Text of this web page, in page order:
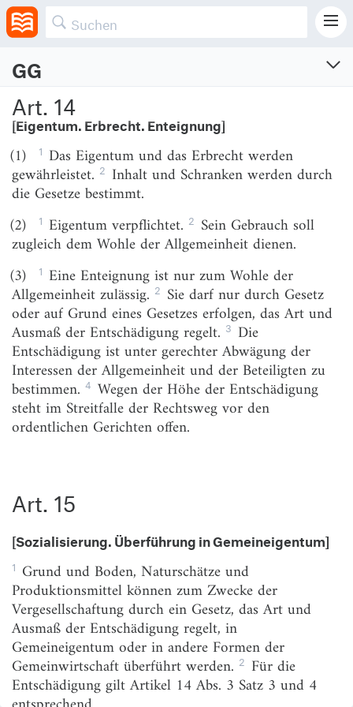
GG
Vom 23.5.1949 (BGBl. S. 1)
Zuletzt geändert am 22.3.2025 (BGBl. I S. Nr. 94)
Präambel
Die Grundrechte
Art. 1
[Menschenwürde. Menschenrechte.
Grundrechtsbindung]
Art. 2
[Freie Entfaltung der Persönlichkeit. Recht auf
körperliche Unversehrtheit. Freiheit der Person]
Art. 3
[Gleichheit vor dem Gesetz]
Art. 4
[Glaubens-, Gewissens- und Bekenntnisfreiheit]
Art. 5
[Meinungs-, Kunst- und Wissenschaftsfreiheit]
Art. 6
[Ehe. Familie. Kinder]
Art. 9
[Vereinigungsfreiheit]
Art. 10 [Brief-, Post- und Fernmeldegeheimnis]
Art. 11
[Freizügigkeit]
Art. 12 [Berufsfreiheit]
Art. 12a [Dienstverpflichtung]
Art. 13 [Unverletzlichkeit der Wohnung]
Art. 14 [Eigentum. Erbrecht. Enteignung]
gefährdeter Jugendlicher vorgenommen werden.
Art. 14
[Eigentum. Erbrecht. Enteignung]
(1) 1 Das Eigentum und das Erbrecht werden
gewährleistet. 2 Inhalt und Schranken werden durch
die Gesetze bestimmt.
(2)
1 Eigentum verpflichtet. 2 Sein Gebrauch soll
zugleich dem Wohle der Allgemeinheit dienen.
(3)
1 Eine Enteignung ist nur zum Wohle der
Allgemeinheit zulässig. 2 Sie darf nur durch Gesetz
oder auf Grund eines Gesetzes erfolgen, das Art und
Ausmaß der Entschädigung regelt. 3 Die
Entschädigung ist unter gerechter Abwägung der
Interessen der Allgemeinheit und der Beteiligten zu
bestimmen. 4 Wegen der Höhe der Entschädigung
steht im Streitfalle der Rechtsweg vor den
ordentlichen Gerichten offen.
Art. 15
[Sozialisierung. Überführung in Gemeineigentum]
1 Grund und Boden, Naturschätze und
Produktionsmittel können zum Zwecke der
Vergesellschaftung durch ein Gesetz, das Art und
Ausmaß der Entschädigung regelt, in
Gemeineigentum oder in andere Formen der
Gemeinwirtschaft überführt werden. 2 Für die
Entschädigung gilt Artikel 14 Abs. 3 Satz 3 und 4